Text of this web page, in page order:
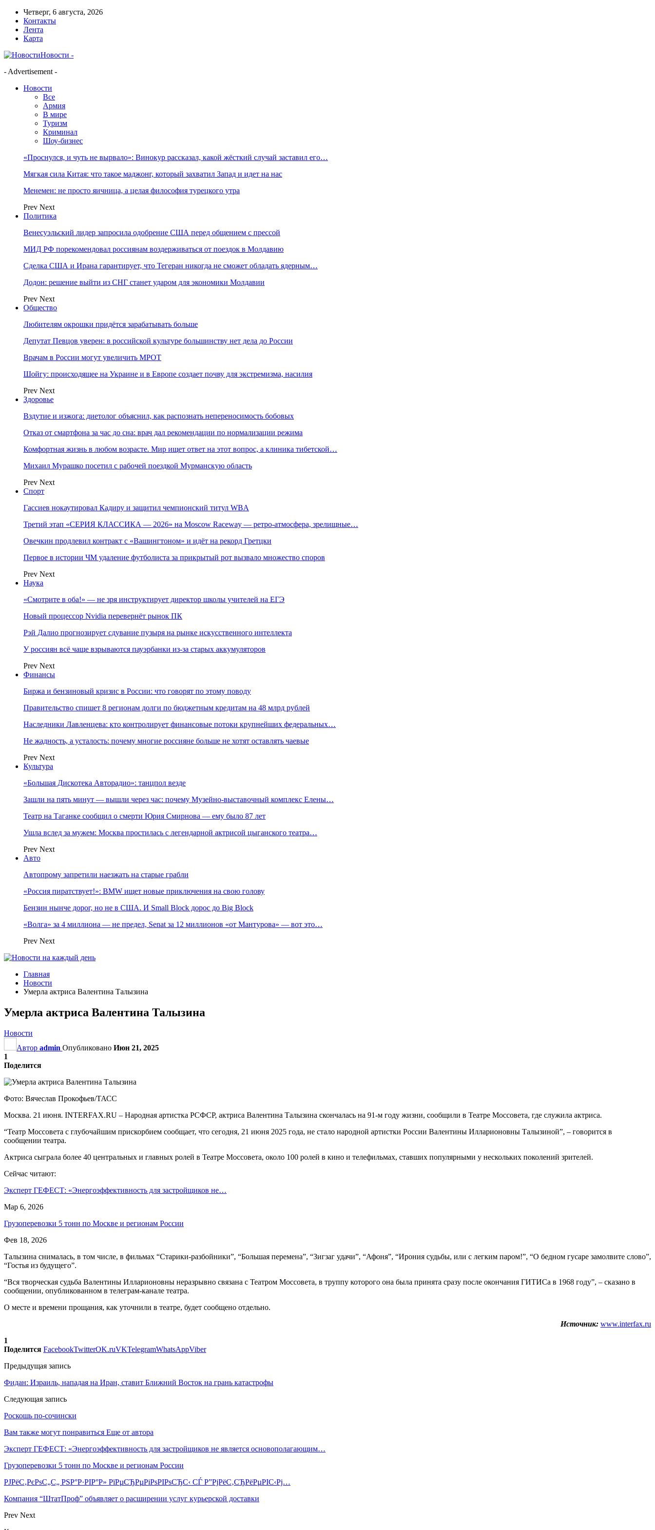
Четверг, 6 августа, 2026
Контакты
Лента
Карта
Новости -
- Advertisement -
Новости
Все
Армия
В мире
Туризм
Криминал
Шоу-бизнес
«Проснулся, и чуть не вырвало»: Винокур рассказал, какой жёсткий случай заставил его…
Мягкая сила Китая: что такое маджонг, который захватил Запад и идет на нас
Менемен: не просто яичница, а целая философия турецкого утра
Prev Next
Политика
Венесуэльский лидер запросила одобрение США перед общением с прессой
МИД РФ порекомендовал россиянам воздерживаться от поездок в Молдавию
Сделка США и Ирана гарантирует, что Тегеран никогда не сможет обладать ядерным…
Додон: решение выйти из СНГ станет ударом для экономики Молдавии
Prev Next
Общество
Любителям окрошки придётся зарабатывать больше
Депутат Певцов уверен: в российской культуре большинству нет дела до России
Врачам в России могут увеличить МРОТ
Шойгу: происходящее на Украине и в Европе создает почву для экстремизма, насилия
Prev Next
Здоровье
Вздутие и изжога: диетолог объяснил, как распознать непереносимость бобовых
Отказ от смартфона за час до сна: врач дал рекомендации по нормализации режима
Комфортная жизнь в любом возрасте. Мир ищет ответ на этот вопрос, а клиника тибетской…
Михаил Мурашко посетил с рабочей поездкой Мурманскую область
Prev Next
Спорт
Гассиев нокаутировал Кадиру и защитил чемпионский титул WBA
Третий этап «СЕРИЯ КЛАССИКА — 2026» на Moscow Raceway — ретро‑атмосфера, зрелищные…
Овечкин продлевил контракт с «Вашингтоном» и идёт на рекорд Гретцки
Первое в истории ЧМ удаление футболиста за прикрытый рот вызвало множество споров
Prev Next
Наука
«Смотрите в оба!» — не зря инструктирует директор школы учителей на ЕГЭ
Новый процессор Nvidia перевернёт рынок ПК
Рэй Далио прогнозирует сдувание пузыря на рынке искусственного интеллекта
У россиян всё чаще взрываются пауэрбанки из-за старых аккумуляторов
Prev Next
Финансы
Биржа и бензиновый кризис в России: что говорят по этому поводу
Правительство спишет 8 регионам долги по бюджетным кредитам на 48 млрд рублей
Наследники Лавленцева: кто контролирует финансовые потоки крупнейших федеральных…
Не жадность, а усталость: почему многие россияне больше не хотят оставлять чаевые
Prev Next
Культура
«Большая Дискотека Авторадио»: танцпол везде
Зашли на пять минут — вышли через час: почему Музейно-выставочный комплекс Елены…
Театр на Таганке сообщил о смерти Юрия Смирнова — ему было 87 лет
Ушла вслед за мужем: Москва простилась с легендарной актрисой цыганского театра…
Prev Next
Авто
Автопрому запретили наезжать на старые грабли
«Россия пиратствует!»: BMW ищет новые приключения на свою голову
Бензин нынче дорог, но не в США. И Small Block дорос до Big Block
«Волга» за 4 миллиона — не предел, Senat за 12 миллионов «от Мантурова» — вот это…
Prev Next
Главная
Новости
Умерла актриса Валентина Талызина
Умерла актриса Валентина Талызина
Новости
Автор admin Опубликовано Июн 21, 2025
1
Поделится
Фото: Вячеслав Прокофьев/ТАСС
Москва. 21 июня. INTERFAX.RU – Народная артистка РСФСР, актриса Валентина Талызина скончалась на 91-м году жизни, сообщили в Театре Моссовета, где служила актриса.
“Театр Моссовета с глубочайшим прискорбием сообщает, что сегодня, 21 июня 2025 года, не стало народной артистки России Валентины Илларионовны Талызиной”, – говорится в
сообщении театра.
Актриса сыграла более 40 центральных и главных ролей в Театре Моссовета, около 100 ролей в кино и телефильмах, ставших популярными у нескольких поколений зрителей.
Сейчас читают:
Эксперт ГЕФЕСТ: «Энергоэффективность для застройщиков не…
Мар 6, 2026
Грузоперевозки 5 тонн по Москве и регионам России
Фев 18, 2026
Талызина снималась, в том числе, в фильмах “Старики-разбойники”, “Большая перемена”, “Зигзаг удачи”, “Афоня”, “Ирония судьбы, или с легким паром!”, “О бедном гусаре замолвите слово”,
“Гостья из будущего”.
“Вся творческая судьба Валентины Илларионовны неразрывно связана с Театром Моссовета, в труппу которого она была принята сразу после окончания ГИТИСа в 1968 году”, – сказано в
сообщении, опубликованном в телеграм-канале театра.
О месте и времени прощания, как уточнили в театре, будет сообщено отдельно.
Источник: www.interfax.ru
1
Поделится FacebookTwitterOK.ruVKTelegramWhatsAppViber
Предыдущая запись
Фидан: Израиль, нападая на Иран, ставит Ближний Восток на грань катастрофы
Следующая запись
Роскошь по-сочински
Вам также могут понравиться Еще от автора
Эксперт ГЕФЕСТ: «Энергоэффективность для застройщиков не является основополагающим…
Грузоперевозки 5 тонн по Москве и регионам России
РЈРёС‚РєРѕС„С„ РЅР°Р·РІР°Р» РїРµСЂРµРіРѕРІРѕСЂС‹ СЃ Р”РјРёС‚СЂРёРµРІС‹Рј…
Компания “ШтатПроф” объявляет о расширении услуг курьерской доставки
Prev Next